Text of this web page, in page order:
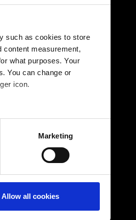
such as cookies to store
content measurement,
what purposes. Your
You can change or
icon.
meters
Marketing
Allow all cookies
¿Nos va a
podría
y
de forma
en países
se
posible